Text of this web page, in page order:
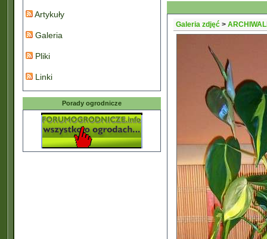
Artykuły
Galeria
Pliki
Linki
Porady ogrodnicze
Galeria zdjęć >